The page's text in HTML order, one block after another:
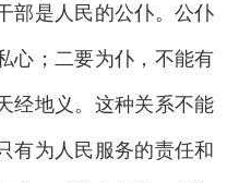
是人民的公仆。公仆
心；二要为仆，不能有
经地义。这种关系不能
有为人民服务的责任和